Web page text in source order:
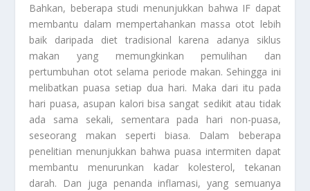
Bahkan, beberapa studi menunjukkan bahwa IF dapat
membantu dalam mempertahankan massa otot lebih
baik daripada diet tradisional karena adanya siklus
makan yang memungkinkan pemulihan dan
pertumbuhan otot selama periode makan. Sehingga ini
melibatkan puasa setiap dua hari. Maka dari itu pada
hari puasa, asupan kalori bisa sangat sedikit atau tidak
ada sama sekali, sementara pada hari non-puasa,
seseorang makan seperti biasa. Dalam beberapa
penelitian menunjukkan bahwa puasa intermiten dapat
membantu menurunkan kadar kolesterol, tekanan
darah. Dan juga penanda inflamasi, yang semuanya